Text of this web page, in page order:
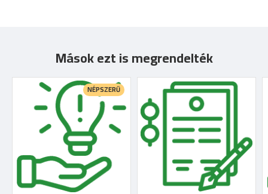
Mások ezt is megrendelték
NÉPSZERŰ